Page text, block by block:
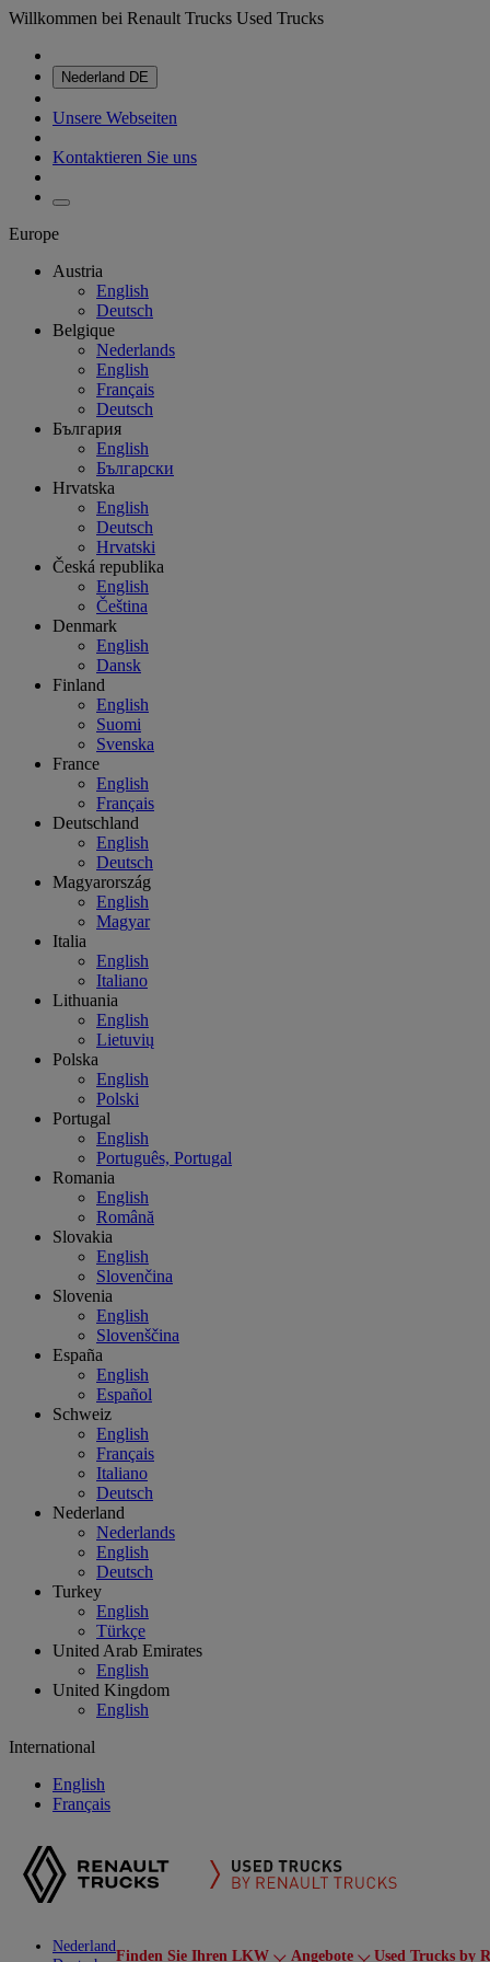
Willkommen bei Renault Trucks Used Trucks
Nederland DE
Unsere Webseiten
Kontaktieren Sie uns
Europe
Austria
English
Deutsch
Belgique
Nederlands
English
Français
Deutsch
България
English
Български
Hrvatska
English
Deutsch
Hrvatski
Česká republika
English
Čeština
Denmark
English
Dansk
Finland
English
Suomi
Svenska
France
English
Français
Deutschland
English
Deutsch
Magyarország
English
Magyar
Italia
English
Italiano
Lithuania
English
Lietuvių
Polska
English
Polski
Portugal
English
Português, Portugal
Romania
English
Română
Slovakia
English
Slovenčina
Slovenia
English
Slovenščina
España
English
Español
Schweiz
English
Français
Italiano
Deutsch
Nederland
Nederlands
English
Deutsch
Turkey
English
Türkçe
United Arab Emirates
English
United Kingdom
English
International
English
Français
Nederland
Finden Sie Ihren LKW Angebote Used Trucks by